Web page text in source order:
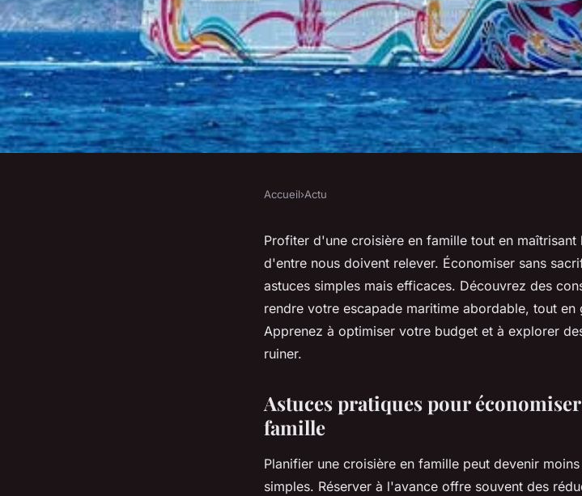
Économisez sur vos croisières en
famille avec nos astuces
3 min de lecture
Accueil›Actu
Profiter d'une croisière en famille tout en
d'entre nous doivent relever. Économiser sans
astuces simples mais efficaces. Découvrez des
rendre votre escapade maritime abordable, tout
Apprenez à optimiser votre budget et à explorer
ruiner.
Astuces pratiques pour
famille
Planifier une croisière en famille peut devenir
simples. Réserver à l'avance offre souvent des